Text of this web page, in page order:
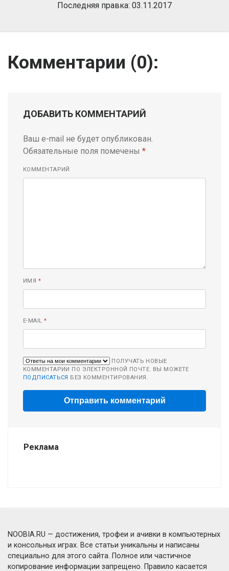
Последняя правка: 03.11.2017
Комментарии (0):
ДОБАВИТЬ КОММЕНТАРИЙ
Ваш e-mail не будет опубликован.
Обязательные поля помечены *
КОММЕНТАРИЙ
ИМЯ *
E-MAIL*
ПОЛУЧАТЬ НОВЫЕ
КОММЕНТАРИИ ПО ЭЛЕКТРОННОЙ ПОЧТЕ. ВЫ МОЖЕТЕ
ПОДПИСАТЬСЯ БЕЗ КОММЕНТИРОВАНИЯ.
Реклама
NOOBIA.RU — достижения, трофеи и ачивки в компьютерных
и консольных играх. Все статьи уникальны и написаны
специально для этого сайта. Полное или частичное
копирование информации запрещено. Правило касается